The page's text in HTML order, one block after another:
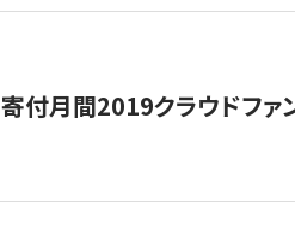
寄付月間2019クラウドファ